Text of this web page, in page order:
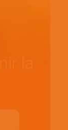
la